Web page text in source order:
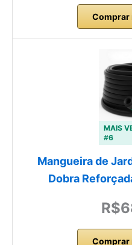
Comprar
MAIS
#6
Mangueira de
Dobra
Comprar